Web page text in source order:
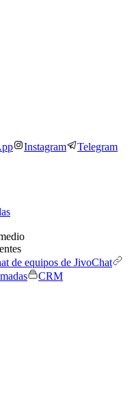
Instagram Telegram
de equipos de JivoChat
CRM